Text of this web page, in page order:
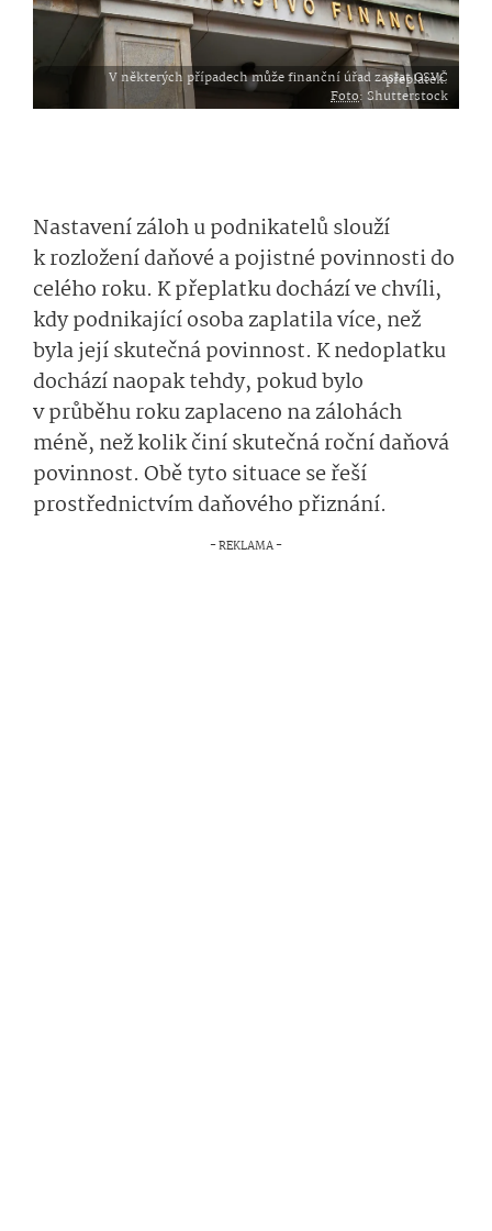
V některých případech může finanční úřad zaslat OSVČ přeplatek.
Foto: Shutterstock
Nastavení záloh u podnikatelů slouží
k rozložení daňové a pojistné povinnosti do
celého roku. K přeplatku dochází ve chvíli,
kdy podnikající osoba zaplatila více, než
byla její skutečná povinnost. K nedoplatku
dochází naopak tehdy, pokud bylo
v průběhu roku zaplaceno na zálohách
méně, než kolik činí skutečná roční daňová
povinnost. Obě tyto situace se řeší
prostřednictvím daňového přiznání.